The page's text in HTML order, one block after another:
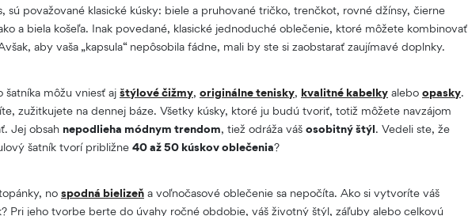
sú považované klasické kúsky: biele a pruhované tričko, trenčkot, rovné džínsy, čierne
a biela košeľa. Inak povedané, klasické jednoduché oblečenie, ktoré môžete kombinovať
aby vaša „kapsula“ nepôsobila fádne, mali by ste si zaobstarať zaujímavé doplnky.
šatníka môžu vniesť aj štýlové čižmy, originálne tenisky, kvalitné kabelky alebo opasky.
zužitkujete na dennej báze. Všetky kúsky, ktoré ju budú tvoriť, totiž môžete navzájom
Jej obsah nepodlieha módnym trendom, tiež odráža váš osobitný štýl. Vedeli ste, že
šatník tvorí približne 40 až 50 kúskov oblečenia?
no spodná bielizeň a voľnočasové oblečenie sa nepočíta. Ako si vytvoríte váš
Pri jeho tvorbe berte do úvahy ročné obdobie, váš životný štýl, záľuby alebo celkovú